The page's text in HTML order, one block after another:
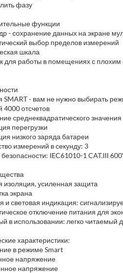
фазу
функции
- сохранение данных на экране
выбор пределов измерений
шкала
для работы в помещениях с
SMART - вам не нужно выбирать
4000 отсчетов
среднеквадратического значения
перегрузки
низкого заряда батареи
измерений в секунду: 3
безопасности: IEC61010-1 CAT.III
изоляция, усиленная защита
экрана
и световая индикация:
отключение питания для
в использовании: легко читаемый
характеристики:
в режиме Smart
напряжение
напряжение